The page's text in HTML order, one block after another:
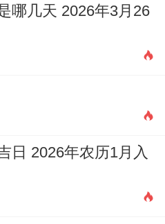
动说法 -而完全忽略
龙恼怒时它们会烦躁
题推到一边。
性、运动性与冲动性
困扰。他们习性上不
考虑后果同约束。
属龙男建立一段有稳
哪几天 2026年3月26
日 2026年农历1月入